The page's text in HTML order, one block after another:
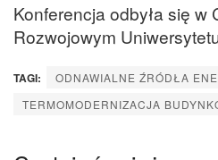
Konferencja odbyła się w
Rozwojowym
TAGI:
ODNAWIALNE ŹRÓDŁA
TERMOMODERNIZACJA